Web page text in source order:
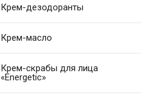
Крем-дезодоранты
Крем-масло
Крем-скрабы для лица
«Energetic»